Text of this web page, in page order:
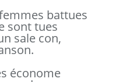
battues
sont tues
sale con,
économe